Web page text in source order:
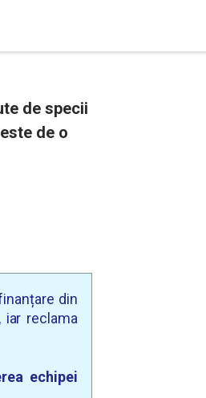
de specii
de o
din
reclama
echipei